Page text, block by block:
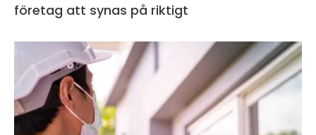
företag att synas på riktigt